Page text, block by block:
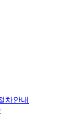
차안내